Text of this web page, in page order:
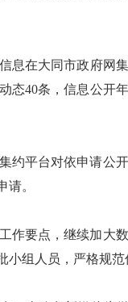
息在大同市政府网
40条，信息公开
约平台对依申请公
。
作要点，继续加大
组人员，严格规范